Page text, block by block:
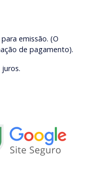
emissão. (O
de pagamento).